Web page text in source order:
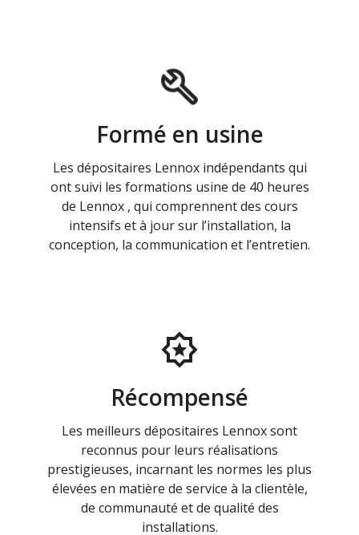
Formé en usine
Les dépositaires Lennox indépendants qui
ont suivi les formations usine de 40 heures
de Lennox , qui comprennent des cours
intensifs et à jour sur l’installation, la
conception, la communication et l’entretien.
Récompensé
Les meilleurs dépositaires Lennox sont
reconnus pour leurs réalisations
prestigieuses, incarnant les normes les plus
élevées en matière de service à la clientèle,
de communauté et de qualité des
installations.